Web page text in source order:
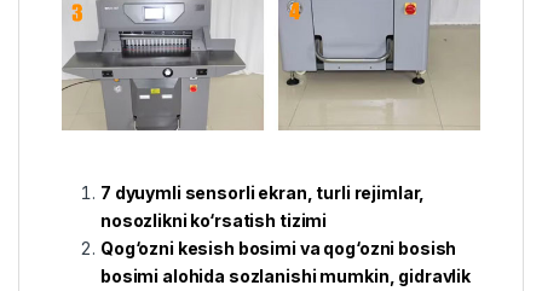
7 dyuymli sensorli ekran, turli rejimlar,
nosozlikni ko‘rsatish tizimi
Qog‘ozni kesish bosimi va qog‘ozni bosish
bosimi alohida sozlanishi mumkin, gidravlik